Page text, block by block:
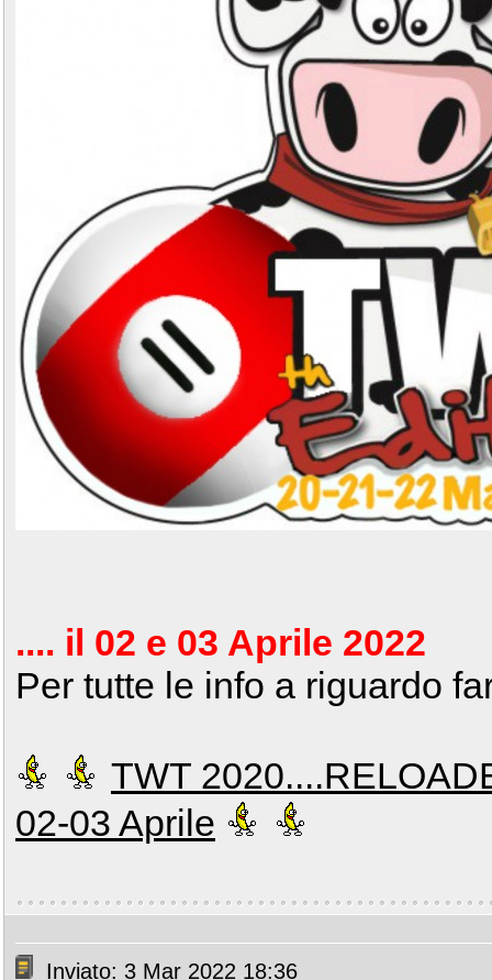
.... il 02 e 03 Aprile 2022
Per tutte le info a riguardo
TWT
02-03 Aprile
Inviato: 3 Mar 2022 18:36